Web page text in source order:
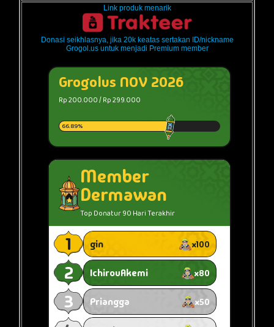
Link produk menarik
Donasi seikhlasnya, jika 20k keatas sertakan ID/nickname
Grogol.us untuk menjadi Premium member